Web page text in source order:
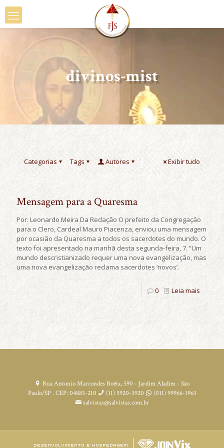
divinos-mist
Categorias Tags Autores Exibir tudo
Mensagem para a Quaresma
Por: Leonardo Meira Da Redação O prefeito da Congregação
para o Clero, Cardeal Mauro Piacenza, enviou uma mensagem
por ocasião da Quaresma a todos os sacerdotes do mundo. O
texto foi apresentado na manhã desta segunda-feira, 7. “Um
mundo descristianizado requer uma nova evangelização, mas
uma nova evangelização reclama sacerdotes ‘novos’.
0 Leia mais
Rua Antonio Marcondes Boêta, 590 - Jardim Aladim - São
Paulo/SP . CEP: 04883-210
(11) 5920-3920
(011) 99966-1963
salvistas@salvistas.com.br